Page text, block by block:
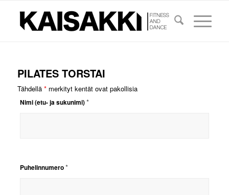
PILATES TORSTAI
Tähdellä *merkityt kentät ovat pakollisia
Nimi (etu- ja sukunimi)*
Puhelinnumero*